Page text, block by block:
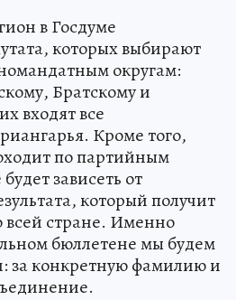
в Госдуме
которых выбирают
округам:
Братскому и
входят все
Кроме того,
по партийным
зависеть от
который получит
всей стране. Именно
бюллетене мы будем
за конкретную фамилию и